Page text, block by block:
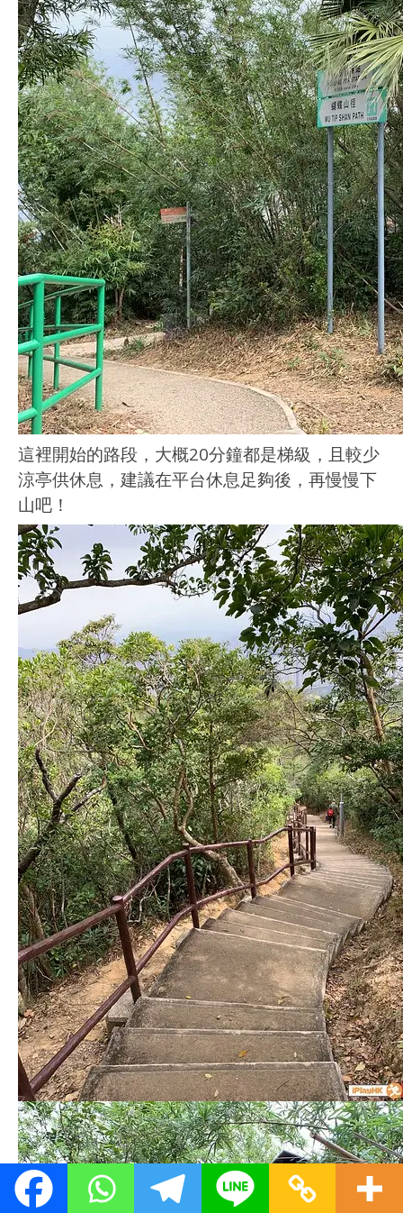
這裡開始的路段，大概20分鐘都是梯級，且較少
涼亭供休息，建議在平台休息足夠後，再慢慢下
山吧！